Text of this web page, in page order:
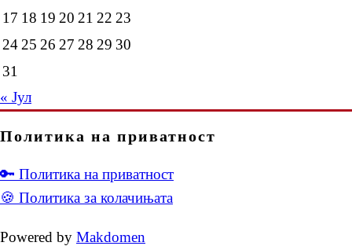
17 18 19 20 21 22 23
24 25 26 27 28 29 30
31
« Јул
Политика на приватност
🔑 Политика на приватност
🍪 Политика за колачињата
Powered by Makdomen